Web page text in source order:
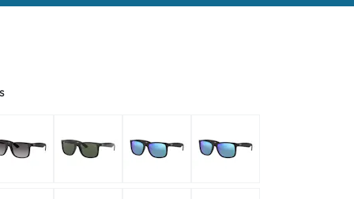
accessoires